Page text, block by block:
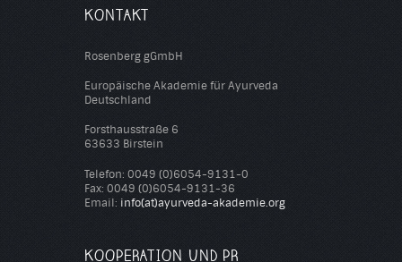
KONTAKT
Rosenberg gGmbH
Europäische Akademie für Ayurveda
Deutschland
Forsthausstraße 6
63633 Birstein
Telefon: 0049 (0)6054-9131-0
Fax: 0049 (0)6054-9131-36
Email: info(at)ayurveda-akademie.org
KOOPERATION UND PR